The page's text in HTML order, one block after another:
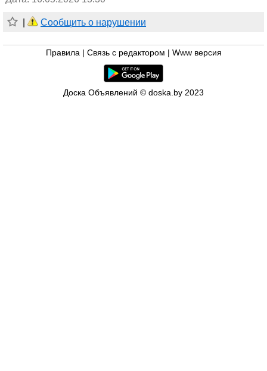
Сообщить о нарушении
Правила Связь с редактором Www версия
Доска Объявлений © doska.by 2023